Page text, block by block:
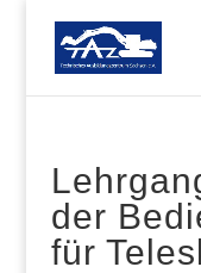
der
für